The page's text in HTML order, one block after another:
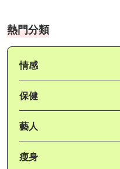
熱門分類
情感
保健
藝人
瘦身